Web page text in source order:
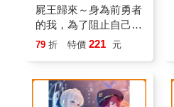
屍王歸來～身為前勇者
的我，為了阻止自己創
建的中二祕密結社，再
79 折 特價 221 元